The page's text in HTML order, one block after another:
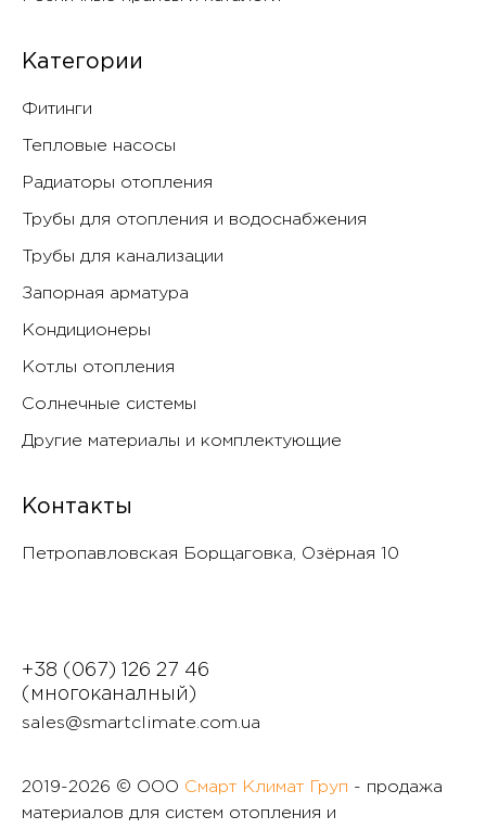
Категории
Фитинги
Тепловые насосы
Радиаторы отопления
Трубы для отопления и водоснабжения
Трубы для канализации
Запорная арматура
Кондиционеры
Котлы отопления
Солнечные системы
Другие материалы и комплектующие
Контакты
Петропавловская Борщаговка, Озëрная 10
+38 (067) 126 27 46
(многоканалный)
sales@smartclimate.com.ua
2019-2026 © ООО Смарт Климат Груп - продажа
материалов для систем отопления и